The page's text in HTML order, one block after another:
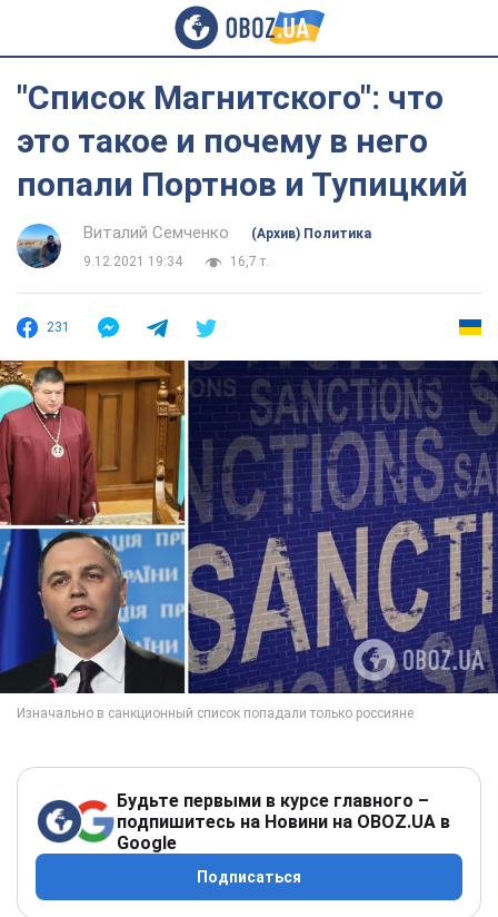
"Список Магнитского": что
это такое и почему в него
попали Портнов и Тупицкий
Виталий Семченко
(Архив) Политика
9.12.2021 19:34
16,7 т.
231
Будьте первыми в курсе главного –
подпишитесь на Новини на OBOZ.UA в
Google
Подписаться